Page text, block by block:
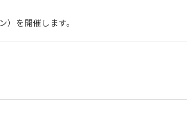
を開催します。